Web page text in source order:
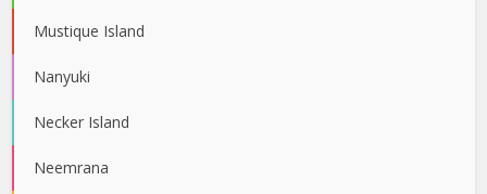
Mustique Island
Nanyuki
Necker Island
Neemrana